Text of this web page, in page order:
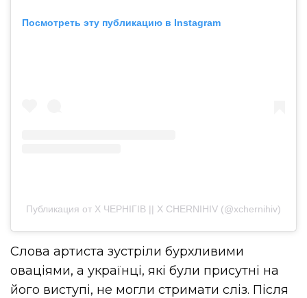
Посмотреть эту публикацию в Instagram
Публикация от X ЧЕРНІГІВ || X CHERNIHIV (@xchernihiv)
Слова артиста зустріли бурхливими
оваціями, а українці, які були присутні на
його виступі, не могли стримати сліз. Після